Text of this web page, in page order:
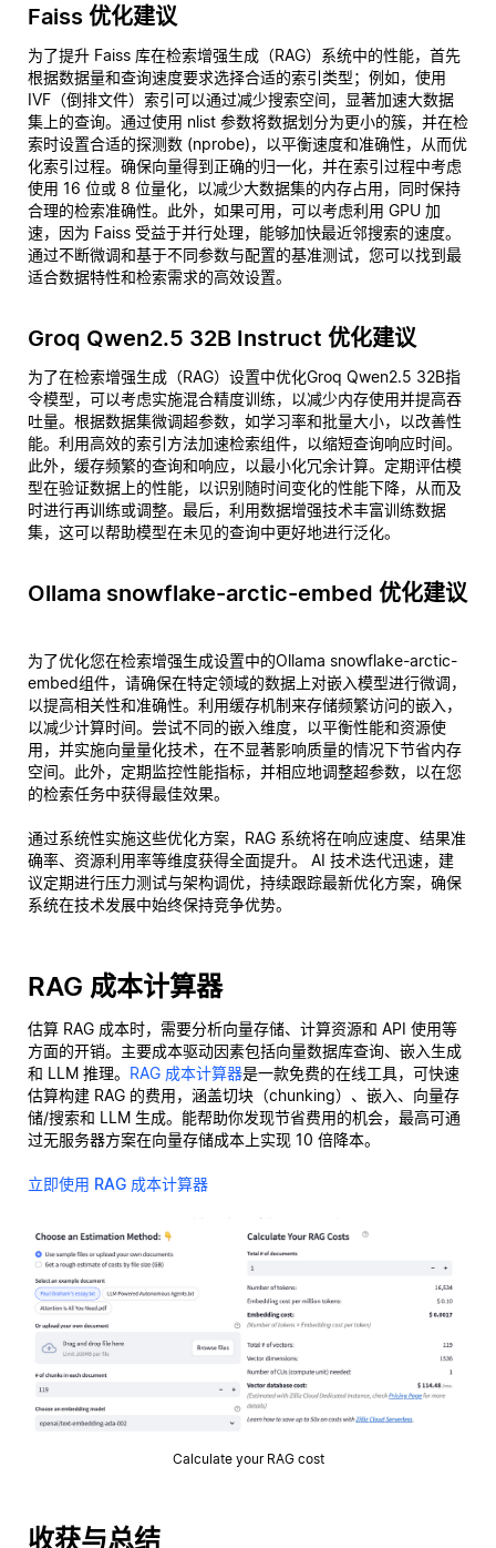
Faiss 优化建议
为了提升 Faiss 库在检索增强生成（RAG）系统中的性能，首先
根据数据量和查询速度要求选择合适的索引类型；例如，使用
IVF（倒排文件）索引可以通过减少搜索空间，显著加速大数据
集上的查询。通过使用 nlist 参数将数据划分为更小的簇，并在检
索时设置合适的探测数 (nprobe)，以平衡速度和准确性，从而优
化索引过程。确保向量得到正确的归一化，并在索引过程中考虑
使用 16 位或 8 位量化，以减少大数据集的内存占用，同时保持
合理的检索准确性。此外，如果可用，可以考虑利用 GPU 加
速，因为 Faiss 受益于并行处理，能够加快最近邻搜索的速度。
通过不断微调和基于不同参数与配置的基准测试，您可以找到最
适合数据特性和检索需求的高效设置。
Groq Qwen2.5 32B Instruct 优化建议
为了在检索增强生成（RAG）设置中优化Groq Qwen2.5 32B指
令模型，可以考虑实施混合精度训练，以减少内存使用并提高吞
吐量。根据数据集微调超参数，如学习率和批量大小，以改善性
能。利用高效的索引方法加速检索组件，以缩短查询响应时间。
此外，缓存频繁的查询和响应，以最小化冗余计算。定期评估模
型在验证数据上的性能，以识别随时间变化的性能下降，从而及
时进行再训练或调整。最后，利用数据增强技术丰富训练数据
集，这可以帮助模型在未见的查询中更好地进行泛化。
Ollama snowflake-arctic-embed 优化建议
为了优化您在检索增强生成设置中的Ollama snowflake-arctic-
embed组件，请确保在特定领域的数据上对嵌入模型进行微调，
以提高相关性和准确性。利用缓存机制来存储频繁访问的嵌入，
以减少计算时间。尝试不同的嵌入维度，以平衡性能和资源使
用，并实施向量量化技术，在不显著影响质量的情况下节省内存
空间。此外，定期监控性能指标，并相应地调整超参数，以在您
的检索任务中获得最佳效果。
通过系统性实施这些优化方案，RAG 系统将在响应速度、结果准
确率、资源利用率等维度获得全面提升。 AI 技术迭代迅速，建
议定期进行压力测试与架构调优，持续跟踪最新优化方案，确保
系统在技术发展中始终保持竞争优势。
RAG 成本计算器
估算 RAG 成本时，需要分析向量存储、计算资源和 API 使用等
方面的开销。主要成本驱动因素包括向量数据库查询、嵌入生成
和 LLM 推理。 RAG 成本计算器是一款免费的在线工具，可快速
估算构建 RAG 的费用，涵盖切块（chunking）、嵌入、向量存
储/搜索和 LLM 生成。能帮助你发现节省费用的机会，最高可通
过无服务器方案在向量存储成本上实现 10 倍降本。
立即使用 RAG 成本计算器
Calculate your RAG cost
收获与总结